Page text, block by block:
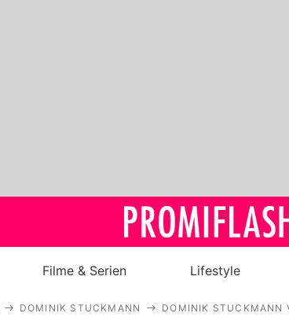
Royals
Filme & Serien Lifestyle
DOMINIK STUCKMANN DOMINIK STUCKMANN